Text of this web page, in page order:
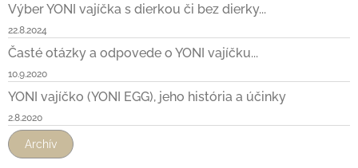
Výber YONI vajíčka s dierkou či bez dierky...
22.8.2024
Časté otázky a odpovede o YONI vajíčku...
10.9.2020
YONI vajíčko (YONI EGG), jeho história a účinky
2.8.2020
Archív